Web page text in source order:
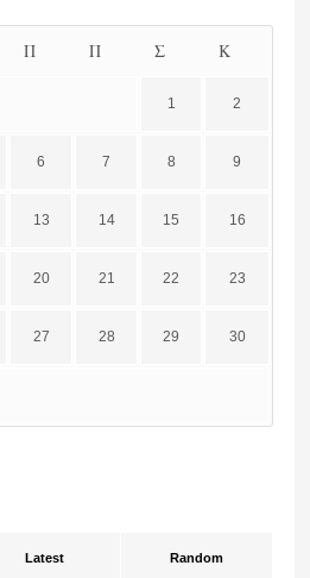
Π Π Σ Κ
1 2
6 7 8 9
13 14 15 16
20 21 22 23
27 28 29 30
Latest Random